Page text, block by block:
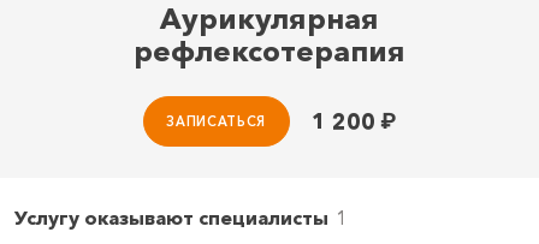
Аурикулярная
рефлексотерапия
1 200 ₽
ЗАПИСАТЬСЯ
Услугу оказывают специалисты